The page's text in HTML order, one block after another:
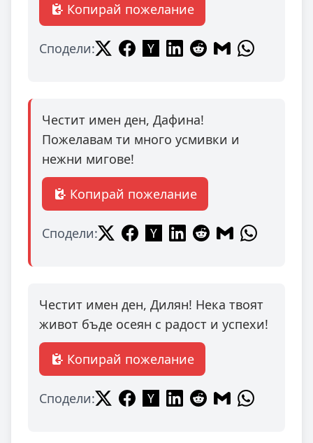
Копирай пожелание
Сподели:
Честит имен ден, Дафина!
Пожелавам ти много усмивки и
нежни мигове!
Копирай пожелание
Сподели:
Честит имен ден, Дилян! Нека твоят
живот бъде осеян с радост и успехи!
Копирай пожелание
Сподели: